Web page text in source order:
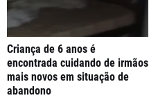
Criança de 6 anos é
encontrada cuidando de irmãos
mais novos em situação de
abandono